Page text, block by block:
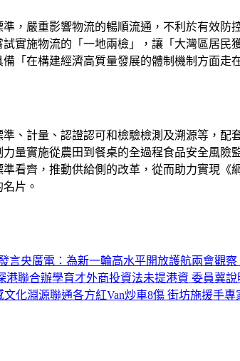
，嚴重影響物流的暢順流通，不利於有效防
實施物流的「一地兩檢」，讓「大灣區居民
「在構建經濟高質量發展的體制機制方面走
、計量、認證認可和檢驗檢測及溯源等，配
量實施從農田到餐桌的全過程食品安全風險
看齊，推動供給側的改革，從而助力實現《
片。
言央廣電：為新一輪高水平開放護航兩會觀
港聯合辦學育才外商投資法未提港資 委員冀說
文化淵源聯通各方紅Van炒車8傷 街坊施援手專